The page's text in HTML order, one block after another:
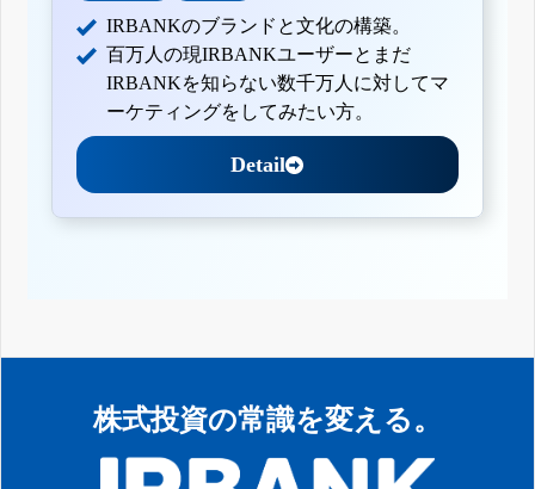
IRBANKのブランドと文化の構築。
百万人の現IRBANKユーザーとまだ
IRBANKを知らない数千万人に対してマ
ーケティングをしてみたい方。
Detail
株式投資の常識を変える。